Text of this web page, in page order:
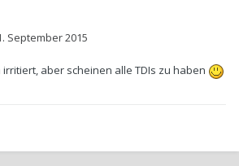
September 2015
aber scheinen alle TDIs zu haben